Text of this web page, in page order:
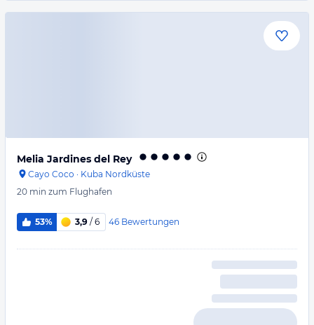
Melia Jardines del Rey
Cayo Coco · Kuba Nordküste
20 min zum Flughafen
53% 3,9 / 6 46 Bewertungen